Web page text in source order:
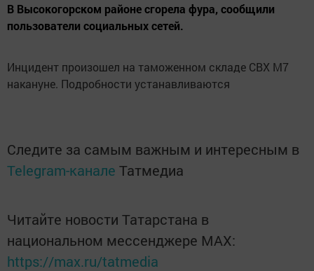
В Высокогорском районе сгорела фура, сообщили
пользователи социальных сетей.
Инцидент произошел на таможенном складе СВХ М7
накануне. Подробности устанавливаются
Следите за самым важным и интересным в
Telegram-канале Татмедиа
Читайте новости Татарстана в
национальном мессенджере MАХ:
https://max.ru/tatmedia